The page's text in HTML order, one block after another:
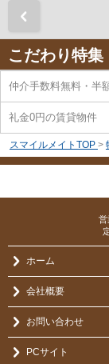
こだわり特集
仲介手数料無料・半
礼金0円の賃貸物件
スマイルメイトTOP >
営
ホーム
会社概要
お問い合わせ
PCサイト